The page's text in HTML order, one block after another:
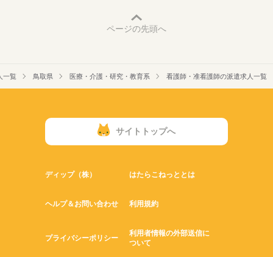
ページの先頭へ
一覧 鳥取県 医療・介護・研究・教育系 看護師・准看護師の派遣求人一覧
サイトトップへ
ディップ（株） はたらこねっととは
ヘルプ＆お問い合わせ 利用規約
プライバシーポリシー
利用者情報の外部送信に
ついて